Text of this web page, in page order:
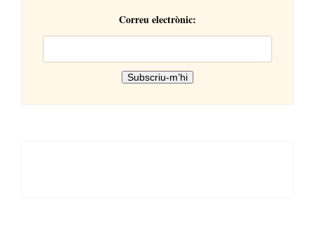
Correu electrònic: